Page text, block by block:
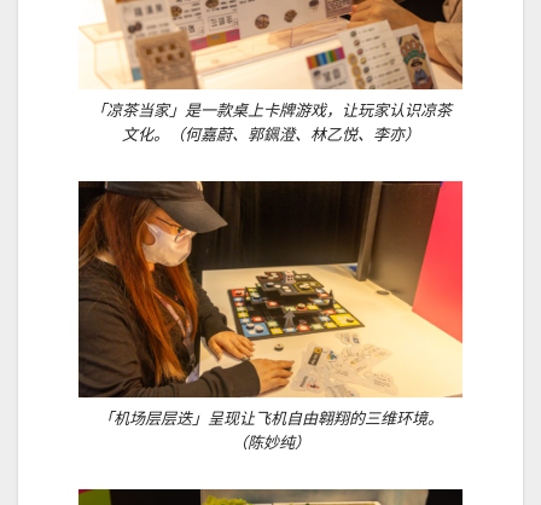
「凉茶当家」是一款桌上卡牌游戏，让玩家认识凉茶
文化。（何嘉蔚、郭𨦨澄、林乙悦、李亦）
「机场层层迭」呈现让飞机自由翱翔的三维环境。
（陈妙纯）